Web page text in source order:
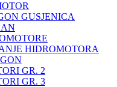
GUSJENICA
HIDROMOTORA
GR. 2
GR. 3